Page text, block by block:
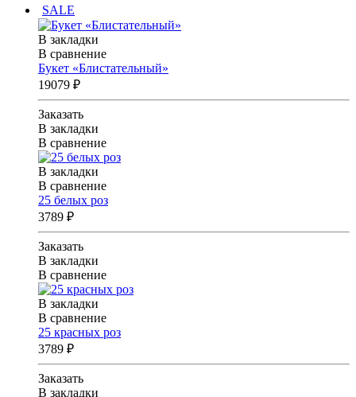
SALE
В закладки
В сравнение
Букет «Блистательный»
19079 ₽
Заказать
В закладки
В сравнение
В закладки
В сравнение
25 белых роз
3789 ₽
Заказать
В закладки
В сравнение
В закладки
В сравнение
25 красных роз
3789 ₽
Заказать
В закладки